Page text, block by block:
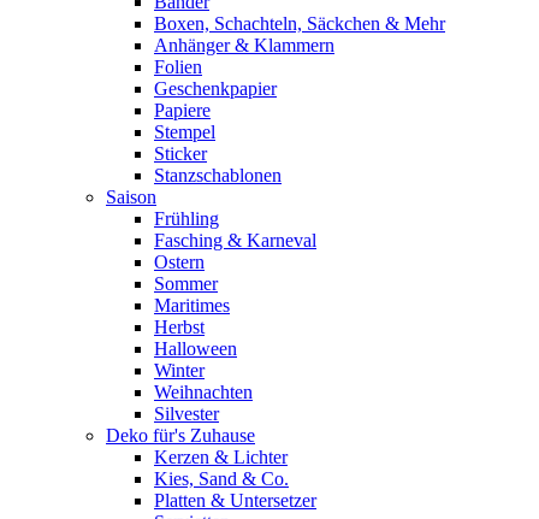
Boxen, Schachteln, Säckchen & Mehr
Anhänger & Klammern
Folien
Geschenkpapier
Papiere
Stempel
Sticker
Stanzschablonen
Saison
Frühling
Fasching & Karneval
Ostern
Sommer
Maritimes
Herbst
Halloween
Winter
Weihnachten
Silvester
Deko für's Zuhause
Kerzen & Lichter
Kies, Sand & Co.
Platten & Untersetzer